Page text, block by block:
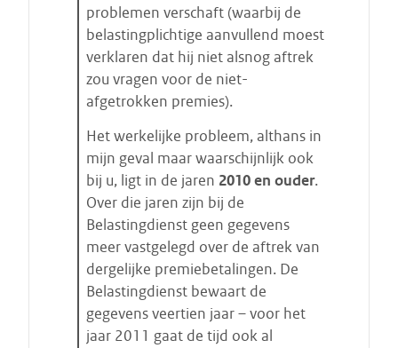
problemen verschaft (waarbij de
belastingplichtige aanvullend moest
verklaren dat hij niet alsnog aftrek
zou vragen voor de niet-
afgetrokken premies).
Het werkelijke probleem, althans in
mijn geval maar waarschijnlijk ook
bij u, ligt in de jaren 2010 en ouder.
Over die jaren zijn bij de
Belastingdienst geen gegevens
meer vastgelegd over de aftrek van
dergelijke premiebetalingen. De
Belastingdienst bewaart de
gegevens veertien jaar – voor het
jaar 2011 gaat de tijd ook al